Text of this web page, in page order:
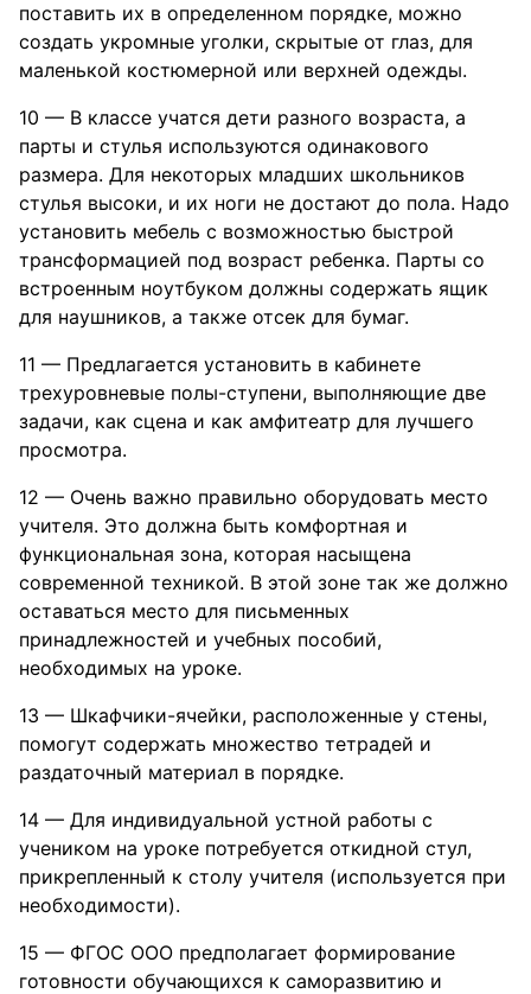
поставить их в определенном порядке, можно
создать укромные уголки, скрытые от глаз, для
маленькой костюмерной или верхней одежды.
10 — В классе учатся дети разного возраста, а
парты и стулья используются одинакового
размера. Для некоторых младших школьников
стулья высоки, и их ноги не достают до пола. Надо
установить мебель с возможностью быстрой
трансформацией под возраст ребенка. Парты со
встроенным ноутбуком должны содержать ящик
для наушников, а также отсек для бумаг.
11 — Предлагается установить в кабинете
трехуровневые полы-ступени, выполняющие две
задачи, как сцена и как амфитеатр для лучшего
просмотра.
12 — Очень важно правильно оборудовать место
учителя. Это должна быть комфортная и
функциональная зона, которая насыщена
современной техникой. В этой зоне так же должно
оставаться место для письменных
принадлежностей и учебных пособий,
необходимых на уроке.
13 — Шкафчики-ячейки, расположенные у стены,
помогут содержать множество тетрадей и
раздаточный материал в порядке.
14 — Для индивидуальной устной работы с
учеником на уроке потребуется откидной стул,
прикрепленный к столу учителя (используется при
необходимости).
15 — ФГОС ООО предполагает формирование
готовности обучающихся к саморазвитию и